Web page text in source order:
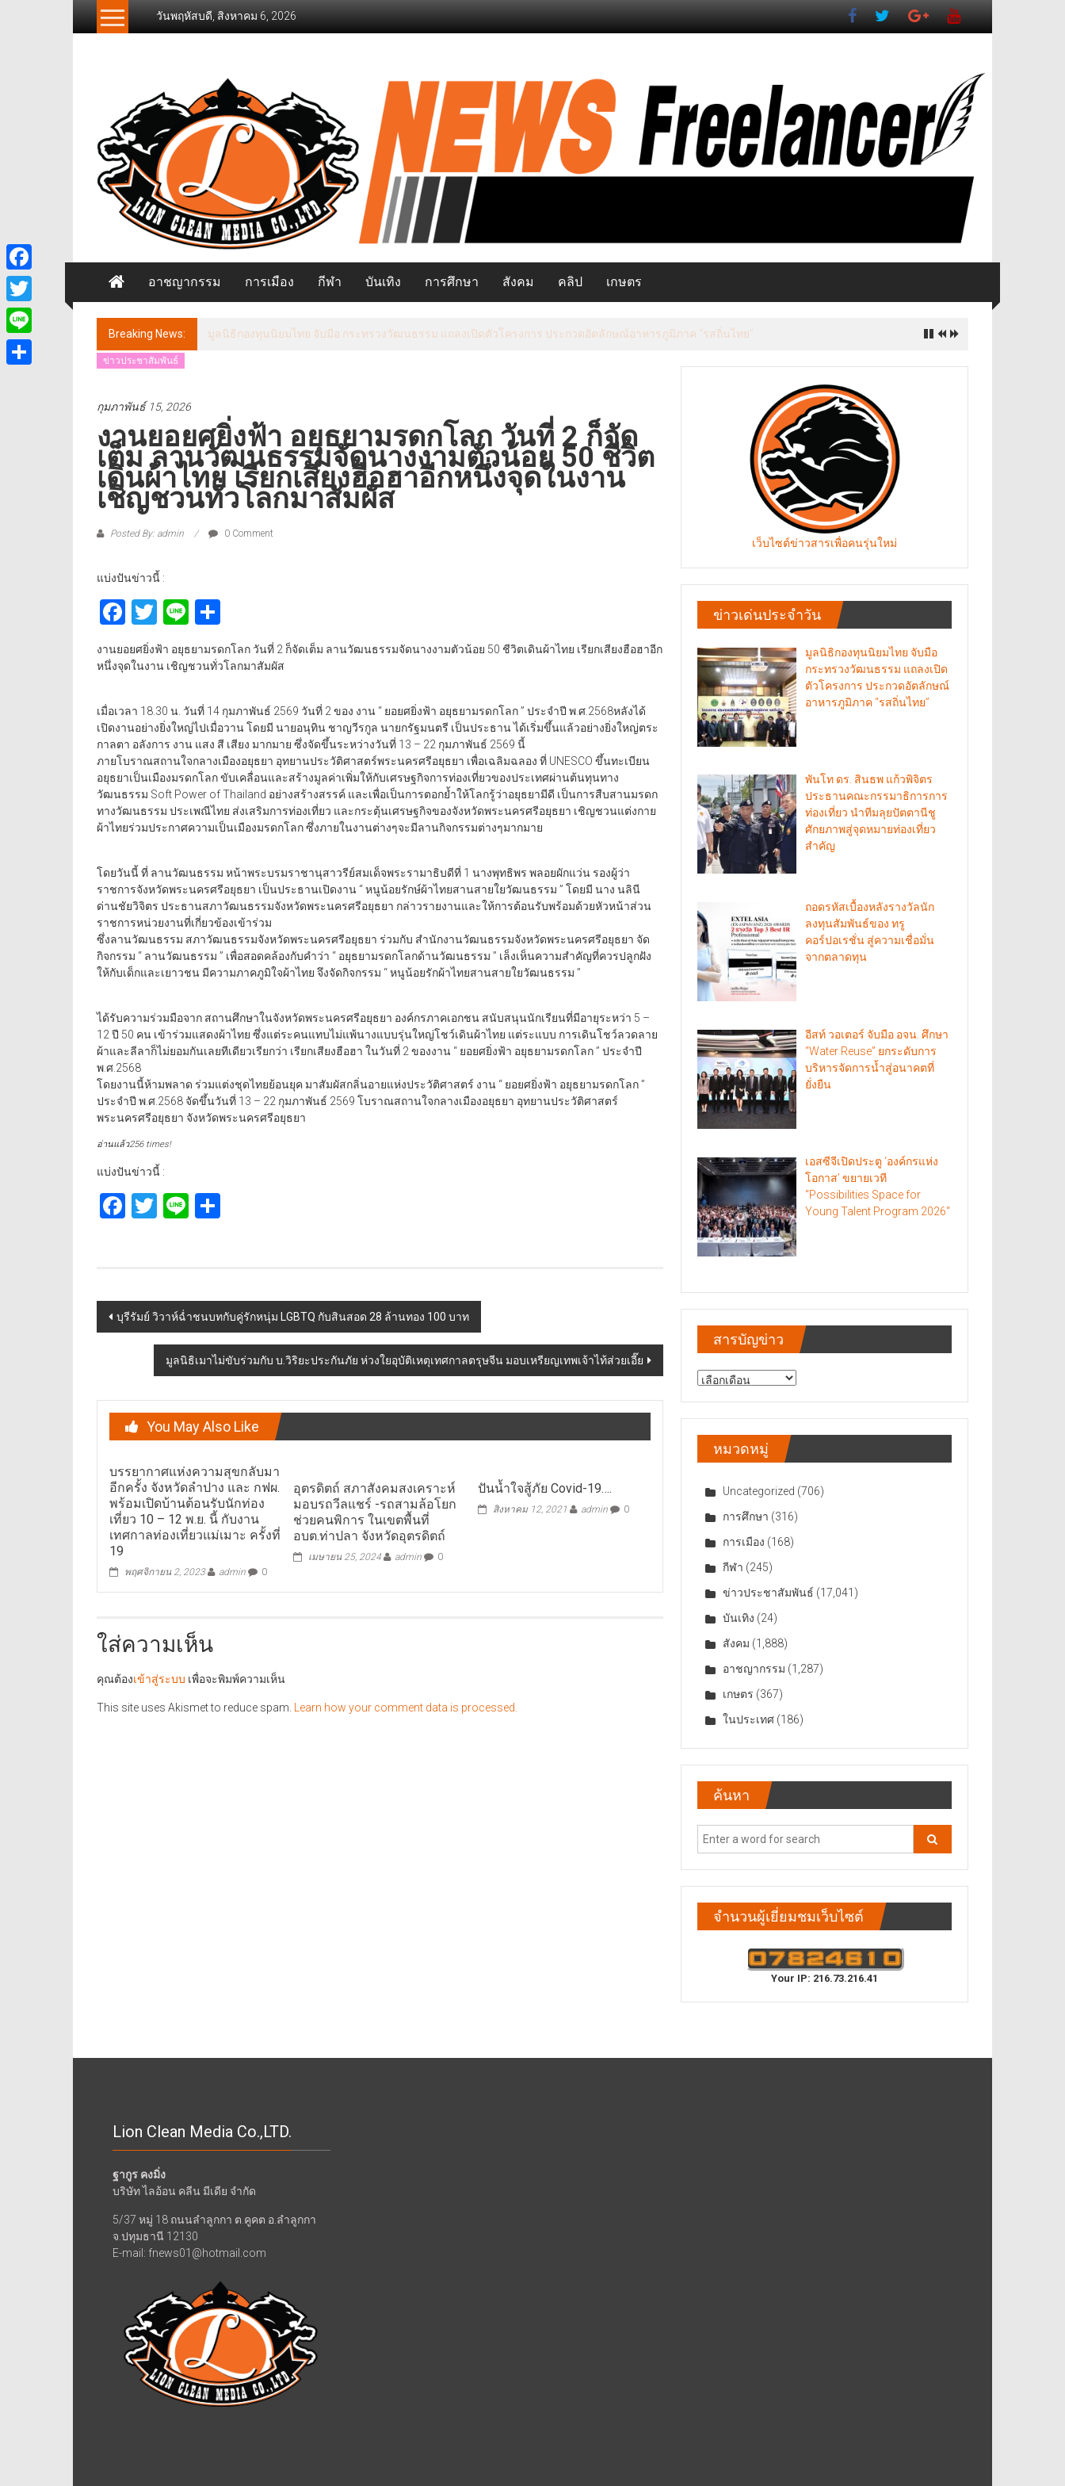
วันพฤหัสบดี, สิงหาคม 6, 2026
Freelancer
วส์
ฟรี
แลน
เซอร์
อาชญากรรม การเมือง กีฬา บันเทิง การศึกษา สังคม คลิป เกษตร
Breaking News: พันโท ดร. สินธพ แก้วพิจิตร ประธานคณะกรรมาธิการการท่องเที่ยว นำทีมลุยปัตตานีชูศักยภาพสู่จุดหมายท่องเที่ยวสำคัญ
ข่าวประชาสัมพันธ์
กุมภาพันธ์ 15, 2026
งานยอยศยิ่งฟ้า อยุธยามรดกโลก วันที่ 2 ก็จัด
เต็ม ลานวัฒนธรรมจัดนางงามตัวน้อย 50 ชีวิต
เดินผ้าไทย เรียกเสียงฮือฮาอีกหนึ่งจุดในงาน
เชิญชวนทั่วโลกมาสัมผัส
Posted By: admin 0 Comment
แบ่งปันข่าวนี้ :
Facebook
Twitter
Line
งานยอยศยิ่งฟ้า อยุธยามรดกโลก วันที่ 2 ก็จัดเต็ม ลานวัฒนธรรมจัดนางงามตัวน้อย 50 ชีวิตเดินผ้าไทย เรียกเสียงฮือฮาอีก
หนึ่งจุดในงาน เชิญชวนทั่วโลกมาสัมผัส
เมื่อเวลา 18.30 น. วันที่ 14 กุมภาพันธ์ 2569 วันที่ 2 ของ งาน “ ยอยศยิ่งฟ้า อยุธยามรดกโลก ” ประจำปี พ.ศ.2568หลังได้
เปิดงานอย่างยิ่งใหญ่ไปเมื่อวาน โดยมี นายอนุทิน ชาญวีรกูล นายกรัฐมนตรี เป็นประธาน ได้เริ่มขึ้นแล้วอย่างยิ่งใหญ่ตระ
กาลตา อลังการ งาน แสง สี เสียง มากมาย ซึ่งจัดขึ้นระหว่างวันที่ 13 – 22 กุมภาพันธ์ 2569 นี้
ภายโบราณสถานใจกลางเมืองอยุธยา อุทยานประวัติศาสตร์พระนครศรีอยุธยา เพื่อเฉลิมฉลอง ที่ UNESCO ขึ้นทะเบียน
อยุธยาเป็นเมืองมรดกโลก ขับเคลื่อนและสร้างมูลค่าเพิ่มให้กับเศรษฐกิจการท่องเที่ยวของประเทศผ่านต้นทุนทาง
วัฒนธรรม Soft Power of Thailand อย่างสร้างสรรค์ และเพื่อเป็นการตอกย้ำให้โลกรู้ว่าอยุธยามีดี เป็นการสืบสานมรดก
ทางวัฒนธรรม ประเพณีไทย ส่งเสริมการท่องเที่ยว และกระตุ้นเศรษฐกิจของจังหวัดพระนครศรีอยุธยา เชิญชวนแต่งกาย
ผ้าไทยร่วมประกาศความเป็นเมืองมรดกโลก ซึ่งภายในงานต่างๆจะมีลานกิจกรรมต่างๆมากมาย
โดยวันนี้ ที่ ลานวัฒนธรรม หน้าพระบรมราชานุสาวรีย์สมเด็จพระรามาธิบดีที่ 1 นางพุทธิพร พลอยผักแว่น รองผู้ว่า
ราชการจังหวัดพระนครศรีอยุธยา เป็นประธานเปิดงาน “ หนูน้อยรักษ์ผ้าไทยสานสายใยวัฒนธรรม ” โดยมี นาง นลินี
ด่านชัยวิจิตร ประธานสภาวัฒนธรรมจังหวัดพระนครศรีอยุธยา กล่าวรายงานและให้การต้อนรับพร้อมด้วยหัวหน้าส่วน
ราชการหน่วยงานที่เกี่ยวข้องเข้าร่วม
ซึ่งลานวัฒนธรรม สภาวัฒนธรรมจังหวัดพระนครศรีอยุธยา ร่วมกับ สำนักงานวัฒนธรรมจังหวัดพระนครศรีอยุธยา จัด
กิจกรรม “ ลานวัฒนธรรม ” เพื่อสอดคล้องกับคำว่า “ อยุธยามรดกโลกด้านวัฒนธรรม ” เล็งเห็นความสำคัญที่ควรปลูกฝัง
ให้กับเด็กและเยาวชน มีความภาคภูมิใจผ้าไทย จึงจัดกิจกรรม “ หนูน้อยรักผ้าไทยสานสายใยวัฒนธรรม ”
ได้รับความร่วมมือจาก สถานศึกษาในจังหวัดพระนครศรีอยุธยา องค์กรภาคเอกชน สนับสนุนนักเรียนที่มีอายุระหว่า 5 –
12 ปี 50 คน เข้าร่วมแสดงผ้าไทย ซึ่งแต่ระคนแทบไม่แพ้นางแบบรุ่นใหญ่โชว์เดินผ้าไทย แต่ระแบบ การเดินโชว์ลวดลาย
ผ้าและลีลาก็ไม่ยอมกันเลยทีเดียวเรียกว่า เรียกเสียงฮือฮา ในวันที่ 2 ของงาน “ ยอยศยิ่งฟ้า อยุธยามรดกโลก ” ประจำปี
พ.ศ.2568
โดยงานนี้ห้ามพลาด ร่วมแต่งชุดไทยย้อนยุค มาสัมผัสกลิ่นอายแห่งประวัติศาสตร์ งาน “ ยอยศยิ่งฟ้า อยุธยามรดกโลก ”
ประจำปี พ.ศ.2568 จัดขึ้นวันที่ 13 – 22 กุมภาพันธ์ 2569 โบราณสถานใจกลางเมืองอยุธยา อุทยานประวัติศาสตร์
พระนครศรีอยุธยา จังหวัดพระนครศรีอยุธยา
อ่านแล้ว256 times!
แบ่งปันข่าวนี้ :
Facebook
Twitter
Line
Post
navigation
บุรีรัมย์ วิวาห์ฉ่ำชนบทกับคู่รักหนุ่ม LGBTQ กับสินสอด 28 ล้านทอง 100 บาท
มูลนิธิเมาไม่ขับร่วมกับ บ.วิริยะประกันภัย ห่วงใยอุบัติเหตุเทศกาลตรุษจีน มอบเหรียญเทพเจ้าไท้ส่วยเอี๊ย
You May Also Like
บรรยากาศแห่งความสุขกลับมา
อีกครั้ง จังหวัดลำปาง และ กฟผ.
พร้อมเปิดบ้านต้อนรับนักท่อง
เที่ยว 10 – 12 พ.ย. นี้ กับงาน
เทศกาลท่องเที่ยวแม่เมาะ ครั้งที่
19
พฤศจิกายน 2, 2023 admin 0
อุตรดิตถ์ สภาสังคมสงเคราะห์
มอบรถวีลแชร์ -รถสามล้อโยก
ช่วยคนพิการ ในเขตพื้นที่
อบต.ท่าปลา จังหวัดอุตรดิตถ์
เมษายน 25, 2024 admin 0
ปันน้ำใจสู้ภัย Covid-19….
สิงหาคม 12, 2021 admin 0
ใส่ความเห็น
คุณต้องเข้าสู่ระบบ เพื่อจะพิมพ์ความเห็น
This site uses Akismet to reduce spam. Learn how your comment data is processed.
เว็บไซต์ข่าวสารเพื่อคนรุ่นใหม่
ข่าวเด่นประจำวัน
มูลนิธิกองทุนนิยมไทย จับมือ
กระทรวงวัฒนธรรม แถลงเปิด
ตัวโครงการ ประกวดอัตลักษณ์
อาหารภูมิภาค “รสถิ่นไทย”
พันโท ดร. สินธพ แก้วพิจิตร
ประธานคณะกรรมาธิการการ
ท่องเที่ยว นำทีมลุยปัตตานีชู
ศักยภาพสู่จุดหมายท่องเที่ยว
สำคัญ
ถอดรหัสเบื้องหลังรางวัลนัก
ลงทุนสัมพันธ์ของ ทรู
คอร์ปอเรชั่น สู่ความเชื่อมั่น
จากตลาดทุน
อีสท์ วอเตอร์ จับมือ อจน. ศึกษา
“Water Reuse” ยกระดับการ
บริหารจัดการน้ำสู่อนาคตที่
ยั่งยืน
เอสซีจีเปิดประตู ‘องค์กรแห่ง
โอกาส’ ขยายเวที
“Possibilities Space for
Young Talent Program 2026“
สารบัญข่าว
สารบัญ
หมวดหมู่
Uncategorized (706)
การศึกษา (316)
การเมือง (168)
กีฬา (245)
ข่าวประชาสัมพันธ์ (17,041)
บันเทิง (24)
สังคม (1,888)
อาชญากรรม (1,287)
เกษตร (367)
ในประเทศ (186)
ค้นหา
จำนวนผู้เยี่ยมชมเว็บไซต์
Your IP: 216.73.216.41
Lion Clean Media Co.,LTD.
ฐากูร คงมิ่ง
บริษัท ไลอ้อน คลีน มีเดีย จำกัด
5/37 หมู่ 18 ถนนลำลูกกา ต.คูคต อ.ลำลูกกา
จ.ปทุมธานี 12130
E-mail: fnews01@hotmail.com
Facebook
Twitter
Line